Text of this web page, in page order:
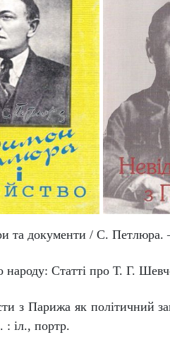
та документи / С. Петлюра.
Статті про Т. Г.
з Парижа як політичний
: іл., портр.